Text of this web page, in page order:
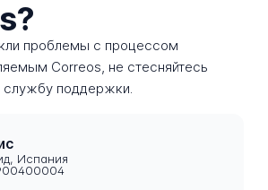
проблемы с процессом
Correos, не стесняйтесь
службу поддержки.
Испания